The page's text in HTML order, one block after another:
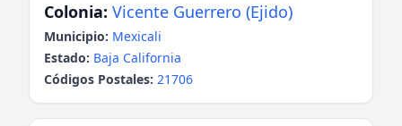
Colonia: Vicente Guerrero (Ejido)
Municipio: Mexicali
Estado: Baja California
Códigos Postales: 21706